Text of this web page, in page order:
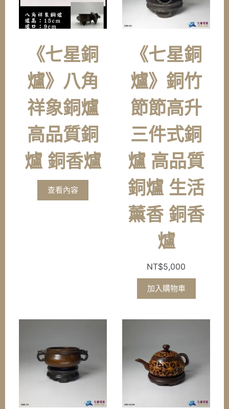
《七星銅
爐》八角
祥象銅爐
高品質銅
爐 銅香爐
查看內容
《七星銅
爐》銅竹
節節高升
三件式銅
爐 高品質
銅爐 生活
薰香 銅香
爐
NT$5,000
加入購物車